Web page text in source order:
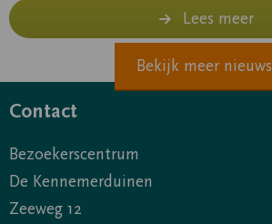
Lees meer
Bekijk meer nieuws
Contact
Bezoekerscentrum
De Kennemerduinen
Zeeweg 12